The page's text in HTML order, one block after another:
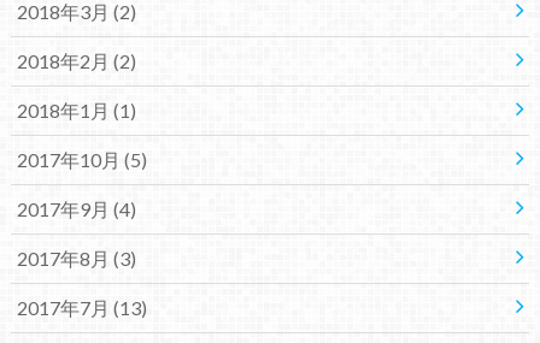
2018年3月 (2)
2018年2月 (2)
2018年1月 (1)
2017年10月 (5)
2017年9月 (4)
2017年8月 (3)
2017年7月 (13)